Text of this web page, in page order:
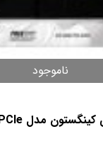
ناموجود